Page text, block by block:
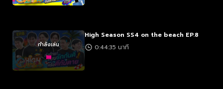
กำลังเล่น
High Season SS4 on the beach EP.8
0:44:35 นาที